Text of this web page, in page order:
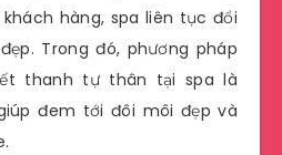
hàng, spa liên tục đổi
Trong đó, phương pháp
thanh tự thân tại spa là
đem tới đôi môi đẹp và